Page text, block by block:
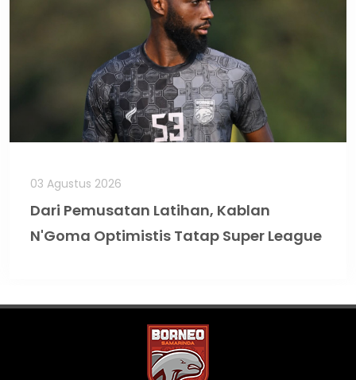
03 Agustus 2026
Dari Pemusatan Latihan, Kablan
N'Goma Optimistis Tatap Super League